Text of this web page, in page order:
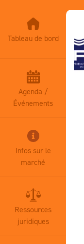
Tableau de bord
Agenda /
Événements
Infos sur le
marché
Ressources
juridiques